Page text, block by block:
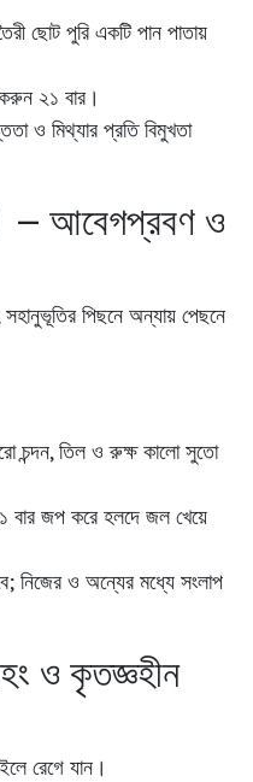
ছোট পুরি একটি পান পাতায়
২১ বার।
ও মিথ্যার প্রতি বিমুখতা
– আবেগপ্রবণ ও
পিছনে অন্যায় পেছনে
চন্দন, তিল ও রুক্ষ কালো সুতো
জপ করে হলদে জল খেয়ে
নিজের ও অন্যের মধ্যে সংলাপ
ও কৃতজ্ঞহীন
রেগে যান।